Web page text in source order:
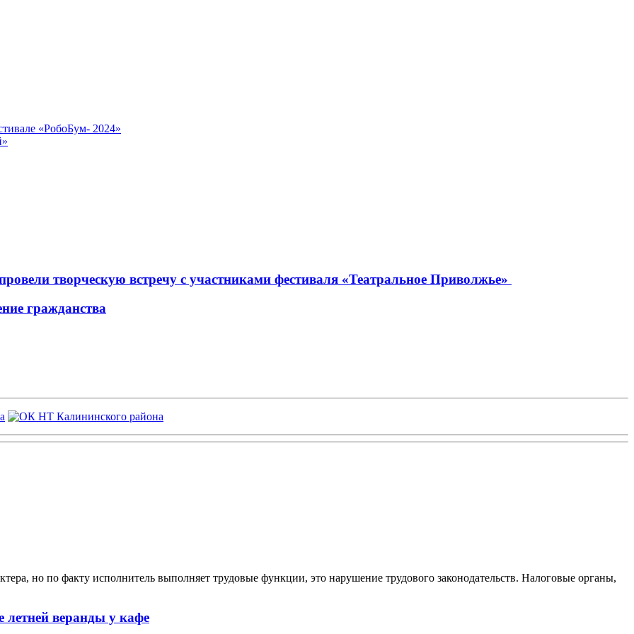
«РобоБум- 2024»
творческую встречу с участниками фестиваля «Театральное Приволжье»
гражданства
но по факту исполнитель выполняет трудовые функции, это нарушение трудового законодательств. Налоговые органы,
веранды у кафе